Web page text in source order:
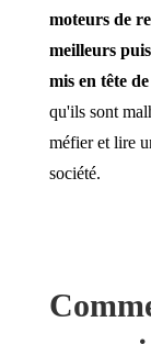
moteurs de
meilleurs
mis en tête
qu'ils sont
méfier et lire
société.